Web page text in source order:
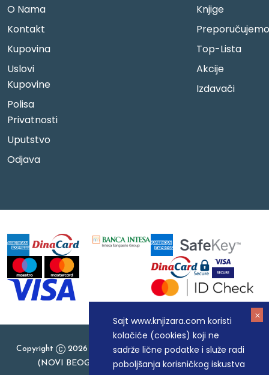
Sajt www.knjizara.com koristi
kolačiće (cookies) koji ne
sadrže lične podatke i služe radi
poboljšanja korisničkog iskustva
O Nama
Kontakt
Kupovina
Uslovi
Kupovine
Polisa
Privatnosti
Uputstvo
Odjava
Knjige
Preporučujemo
Top-Lista
Akcije
Izdavači
Copyright
2026 Knjizara.com - MAKART DOO BEOGRAD
(NOVI BEOGRAD), PIB: 105184104, MB: 20337524